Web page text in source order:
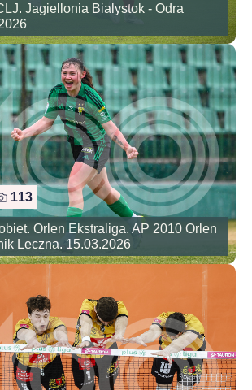
Jagiellonia Bialystok - Odra
113
Orlen Ekstraliga. AP 2010 Orlen
Leczna. 15.03.2026